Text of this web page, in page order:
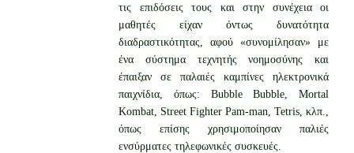
τις επιδόσεις τους και στην συνέχεια οι
μαθητές είχαν όντως δυνατότητα
διαδραστικότητας, αφού «συνομίλησαν» με
ένα σύστημα τεχνητής νοημοσύνης και
έπαιξαν σε παλαιές καμπίνες ηλεκτρονικά
παιχνίδια, όπως: Bubble Bubble, Mortal
Kombat, Street Fighter Pam-man, Tetris, κλπ.,
όπως επίσης χρησιμοποίησαν παλιές
ενσύρματες τηλεφωνικές συσκευές.